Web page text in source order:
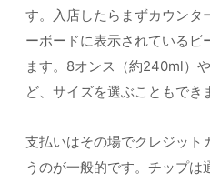
す。入店したらまずカウンタ
ーボードに表示されているビ
ます。8オンス（約240ml）
ど、サイズを選ぶこともでき
支払いはその場でクレジット
うのが一般的です。チップ